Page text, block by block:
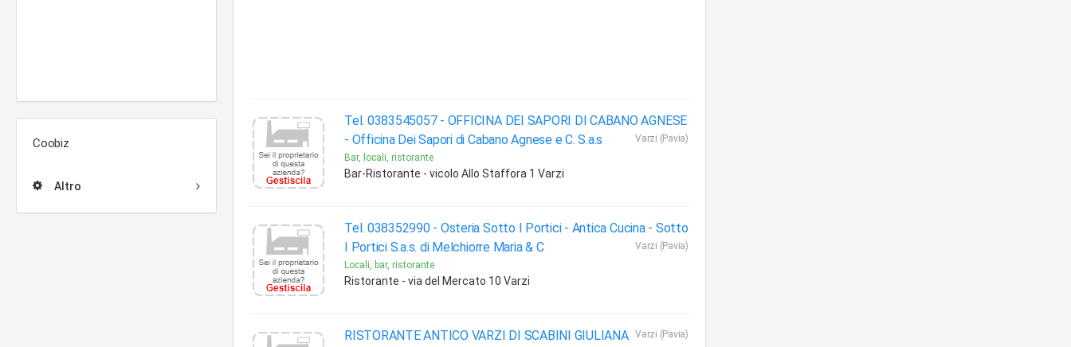
Coobiz
Altro
Tel. 0383545057 - OFFICINA DEI SAPORI DI CABANO AGNESE
- Officina Dei Sapori di Cabano Agnese e C. S.a.s
Varzi (Pavia)
Bar, locali, ristorante
Bar-Ristorante - vicolo Allo Staffora 1 Varzi
Tel. 038352990 - Osteria Sotto I Portici - Antica Cucina - Sotto
I Portici S.a.s. di Melchiorre Maria & C
Varzi (Pavia)
Locali, bar, ristorante
Ristorante - via del Mercato 10 Varzi
RISTORANTE ANTICO VARZI DI SCABINI GIULIANA
Varzi (Pavia)